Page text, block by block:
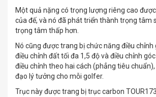
Một quả nặng có trọng lượng riêng cao
của đế, và nó đã phát triển thành trọng tâm
trọng tâm thấp hơn.
Nó cũng được trang bị chức năng điều
điều chỉnh đất tối đa 1,5 độ và điều chỉnh
điều chỉnh theo hai cách (phẳng tiêu
đạo lý tưởng cho mỗi golfer.
Trục này được trang bị trục carbon